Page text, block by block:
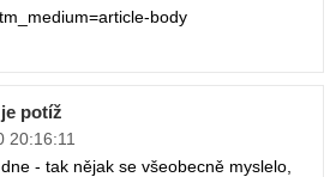
body
potíž
20:16:11
- tak nějak se všeobecně myslelo,